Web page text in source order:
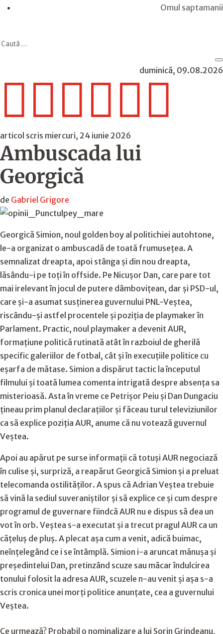
Omul saptamanii
duminică, 09.08.2026

articol scris miercuri, 24 iunie 2026
Ambuscada lui
Georgică
de Gabriel Grigore
Georgică Simion, noul golden boy al politichiei autohtone,
le-a organizat o ambuscadă de toată frumusețea. A
semnalizat dreapta, apoi stânga și din nou dreapta,
lăsându-i pe toți în offside. Pe Nicușor Dan, care pare tot
mai irelevant în jocul de putere dâmbovițean, dar și PSD-ul,
care și-a asumat susținerea guvernului PNL-Veștea,
riscându-și astfel procentele și poziția de playmaker în
Parlament. Practic, noul playmaker a devenit AUR,
formațiune politică rutinată atât în razboiul de gherilă
specific galeriilor de fotbal, cât și în execuțiile politice cu
eșarfa de mătase. Simion a dispărut tactic la începutul
filmului și toată lumea comenta intrigată despre absența sa
misterioasă. Asta în vreme ce Petrișor Peiu și Dan Dungaciu
țineau prim planul declarațiilor și făceau turul televiziunilor
ca să explice poziția AUR, anume că nu votează guvernul
Veștea.
Apoi au apărut pe surse informații că totuși AUR negociază
în culise și, surpriză, a reapărut Georgică Simion și a preluat
telecomanda ostilităților. A spus că Adrian Veștea trebuie
să vină la sediul suveraniștilor și să explice ce și cum despre
programul de guvernare fiindcă AUR nu e dispus să dea un
vot în orb. Veștea s-a executat și a trecut pragul AUR ca un
cățeluș de pluș. A plecat așa cum a venit, adică buimac,
neînțelegând ce i se întâmplă. Simion i-a aruncat mănușa și
președintelui Dan, pretinzând scuze sau măcar îndulcirea
tonului folosit la adresa AUR, scuzele n-au venit și așa s-a
scris cronica unei morți politice anunțate, cea a guvernului
Veștea.
Ce urmează? Probabil o nominalizare a lui Sorin Grindeanu,